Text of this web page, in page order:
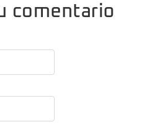
comentario